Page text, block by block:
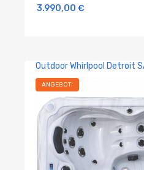
3.990,00 €
Outdoor Whirlpool Detroit
ANGEBOT!